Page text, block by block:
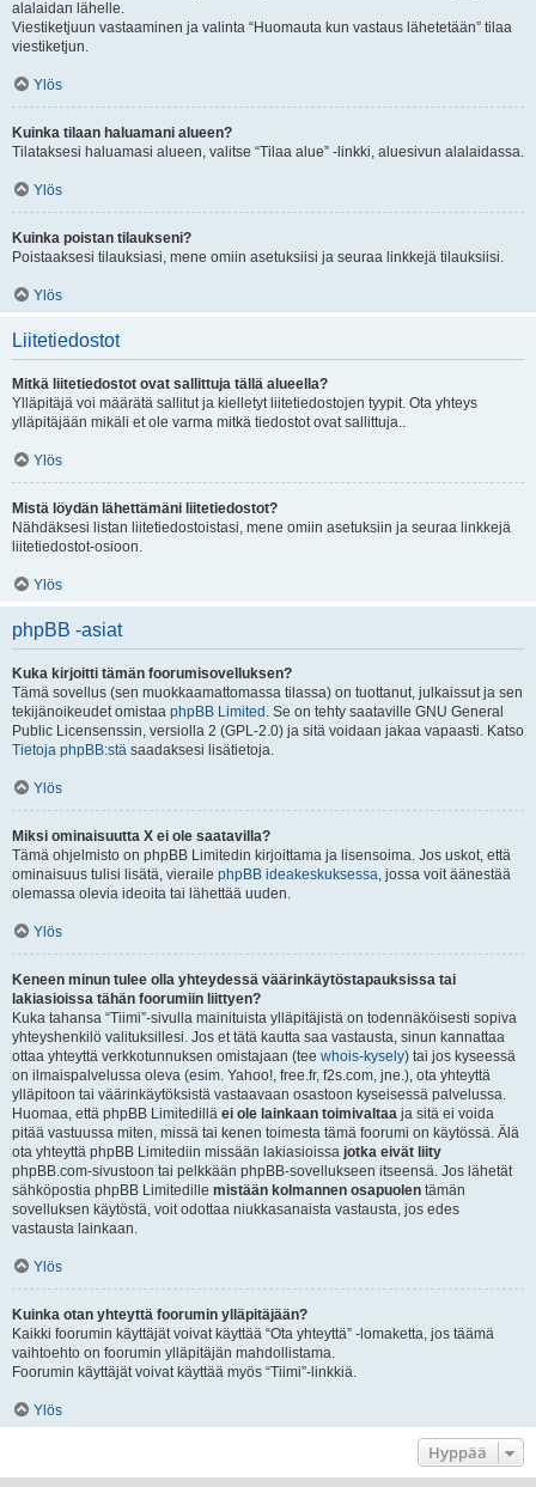
alalaidan lähelle.
Viestiketjuun vastaaminen ja valinta “Huomauta kun vastaus lähetetään” tilaa
viestiketjun.
Ylös
Kuinka tilaan haluamani alueen?
Tilataksesi haluamasi alueen, valitse “Tilaa alue” -linkki, aluesivun alalaidassa.
Ylös
Kuinka poistan tilaukseni?
Poistaaksesi tilauksiasi, mene omiin asetuksiisi ja seuraa linkkejä tilauksiisi.
Ylös
Liitetiedostot
Mitkä liitetiedostot ovat sallittuja tällä alueella?
Ylläpitäjä voi määrätä sallitut ja kielletyt liitetiedostojen tyypit. Ota yhteys
ylläpitäjään mikäli et ole varma mitkä tiedostot ovat sallittuja..
Ylös
Mistä löydän lähettämäni liitetiedostot?
Nähdäksesi listan liitetiedostoistasi, mene omiin asetuksiin ja seuraa linkkejä
liitetiedostot-osioon.
Ylös
phpBB -asiat
Kuka kirjoitti tämän foorumisovelluksen?
Tämä sovellus (sen muokkaamattomassa tilassa) on tuottanut, julkaissut ja sen
tekijänoikeudet omistaa phpBB Limited . Se on tehty saataville GNU General
Public Licensenssin, versiolla 2 (GPL-2.0) ja sitä voidaan jakaa vapaasti. Katso
Tietoja phpBB:stä saadaksesi lisätietoja.
Ylös
Miksi ominaisuutta X ei ole saatavilla?
Tämä ohjelmisto on phpBB Limitedin kirjoittama ja lisensoima. Jos uskot, että
ominaisuus tulisi lisätä, vieraile phpBB ideakeskuksessa, jossa voit äänestää
olemassa olevia ideoita tai lähettää uuden.
Ylös
Keneen minun tulee olla yhteydessä väärinkäytöstapauksissa tai
lakiasioissa tähän foorumiin liittyen?
Kuka tahansa “Tiimi”-sivulla mainituista ylläpitäjistä on todennäköisesti sopiva
yhteyshenkilö valituksillesi. Jos et tätä kautta saa vastausta, sinun kannattaa
ottaa yhteyttä verkkotunnuksen omistajaan (tee whois-kysely) tai jos kyseessä
on ilmaispalvelussa oleva (esim. Yahoo!, free.fr, f2s.com, jne.), ota yhteyttä
ylläpitoon tai väärinkäytöksistä vastaavaan osastoon kyseisessä palvelussa.
Huomaa, että phpBB Limitedillä ei ole lainkaan toimivaltaa ja sitä ei voida
pitää vastuussa miten, missä tai kenen toimesta tämä foorumi on käytössä. Älä
ota yhteyttä phpBB Limitediin missään lakiasioissa jotka eivät liity
phpBB.com-sivustoon tai pelkkään phpBB-sovellukseen itseensä. Jos lähetät
sähköpostia phpBB Limitedille mistään kolmannen osapuolen tämän
sovelluksen käytöstä, voit odottaa niukkasanaista vastausta, jos edes
vastausta lainkaan.
Ylös
Kuinka otan yhteyttä foorumin ylläpitäjään?
Kaikki foorumin käyttäjät voivat käyttää “Ota yhteyttä” -lomaketta, jos täämä
vaihtoehto on foorumin ylläpitäjän mahdollistama.
Foorumin käyttäjät voivat käyttää myös “Tiimi”-linkkiä.
Ylös
Hyppää